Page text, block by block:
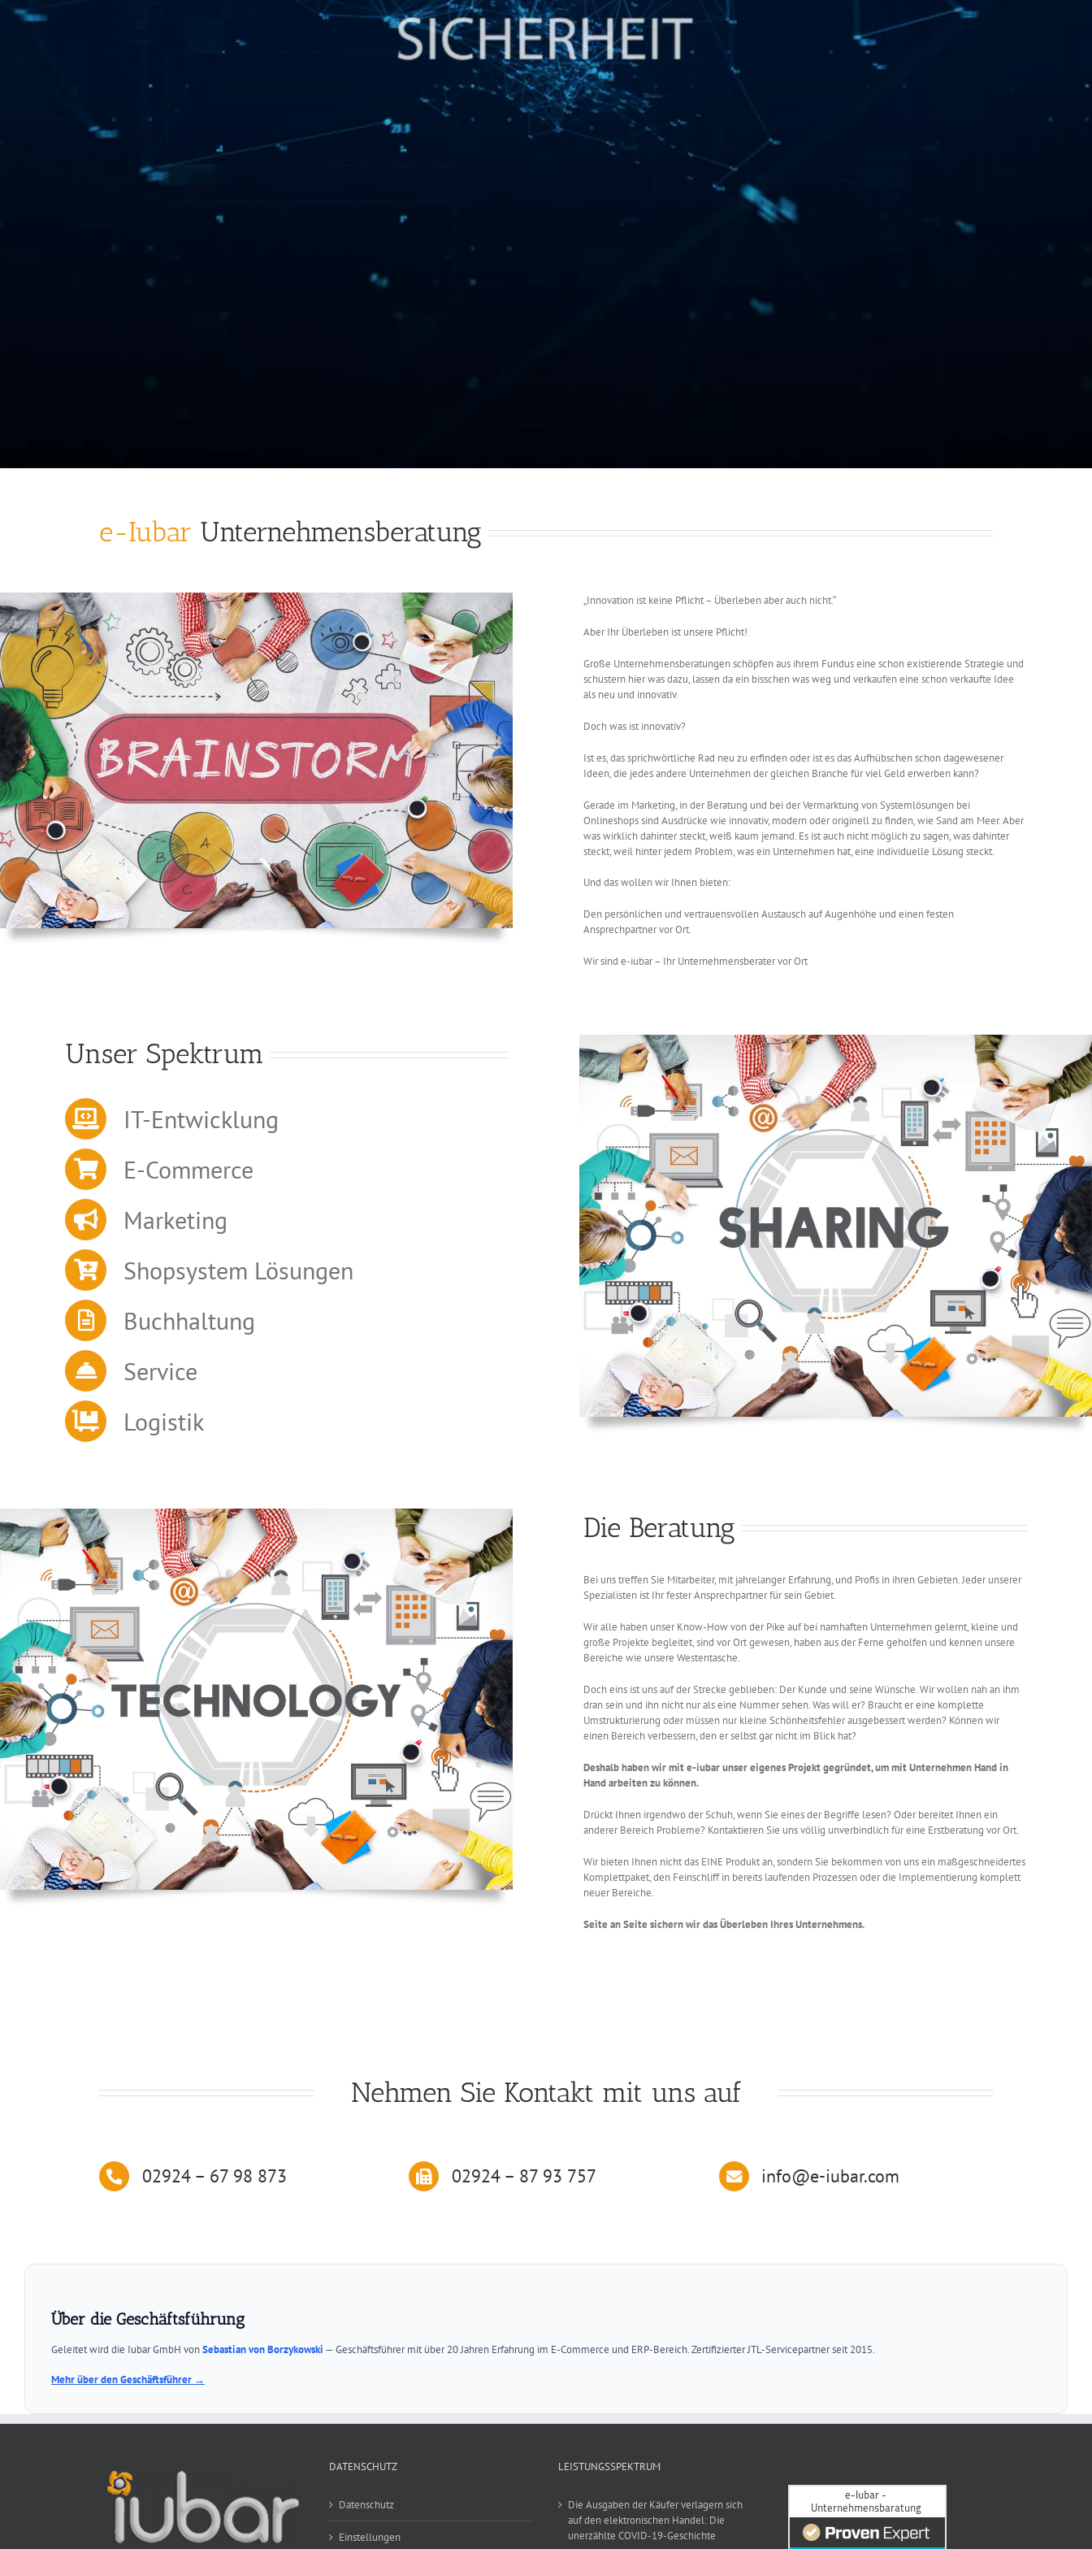
e-Iubar Unternehmensberatung
„Innovation ist keine Pflicht – Überleben aber auch nicht.“
Aber Ihr Überleben ist unsere Pflicht!
Große Unternehmensberatungen schöpfen aus ihrem Fundus eine schon existierende Strategie und
schustern hier was dazu, lassen da ein bisschen was weg und verkaufen eine schon verkaufte Idee
als neu und innovativ.
Doch was ist innovativ?
Ist es, das sprichwörtliche Rad neu zu erfinden oder ist es das Aufhübschen schon dagewesener
Ideen, die jedes andere Unternehmen der gleichen Branche für viel Geld erwerben kann?
Gerade im Marketing, in der Beratung und bei der Vermarktung von Systemlösungen bei
Onlineshops sind Ausdrücke wie innovativ, modern oder originell zu finden, wie Sand am Meer. Aber
was wirklich dahinter steckt, weiß kaum jemand. Es ist auch nicht möglich zu sagen, was dahinter
steckt, weil hinter jedem Problem, was ein Unternehmen hat, eine individuelle Lösung steckt.
Und das wollen wir Ihnen bieten:
Den persönlichen und vertrauensvollen Austausch auf Augenhöhe und einen festen
Ansprechpartner vor Ort.
Wir sind e-iubar – Ihr Unternehmensberater vor Ort
Unser Spektrum
IT-Entwicklung
E-Commerce
Marketing
Shopsystem Lösungen
Buchhaltung
Service
Logistik
Die Beratung
Bei uns treffen Sie Mitarbeiter, mit jahrelanger Erfahrung, und Profis in ihren Gebieten. Jeder unserer
Spezialisten ist Ihr fester Ansprechpartner für sein Gebiet.
Wir alle haben unser Know-How von der Pike auf bei namhaften Unternehmen gelernt, kleine und
große Projekte begleitet, sind vor Ort gewesen, haben aus der Ferne geholfen und kennen unsere
Bereiche wie unsere Westentasche.
Doch eins ist uns auf der Strecke geblieben: Der Kunde und seine Wünsche. Wir wollen nah an ihm
dran sein und ihn nicht nur als eine Nummer sehen. Was will er? Braucht er eine komplette
Umstrukturierung oder müssen nur kleine Schönheitsfehler ausgebessert werden? Können wir
einen Bereich verbessern, den er selbst gar nicht im Blick hat?
Deshalb haben wir mit e-iubar unser eigenes Projekt gegründet, um mit Unternehmen Hand in
Hand arbeiten zu können.
Drückt Ihnen irgendwo der Schuh, wenn Sie eines der Begriffe lesen? Oder bereitet Ihnen ein
anderer Bereich Probleme? Kontaktieren Sie uns völlig unverbindlich für eine Erstberatung vor Ort.
Wir bieten Ihnen nicht das EINE Produkt an, sondern Sie bekommen von uns ein maßgeschneidertes
Komplettpaket, den Feinschliff in bereits laufenden Prozessen oder die Implementierung komplett
neuer Bereiche.
Seite an Seite sichern wir das Überleben Ihres Unternehmens.
Nehmen Sie Kontakt mit uns auf
02924 – 67 98 873 02924 – 87 93 757 info@e-iubar.com
Über die Geschäftsführung
Geleitet wird die Iubar GmbH vonSebastian von Borzykowski — Geschäftsführer mit über 20 Jahren Erfahrung im E-Commerce und ERP-Bereich. Zertifizierter JTL-Servicepartner seit 2015.
Mehr über den Geschäftsführer →
DATENSCHUTZ
Datenschutz
Einstellungen
LEISTUNGSSPEKTRUM
Die Ausgaben der Käufer verlagern sich
auf den elektronischen Handel: Die
unerzählte COVID-19-Geschichte